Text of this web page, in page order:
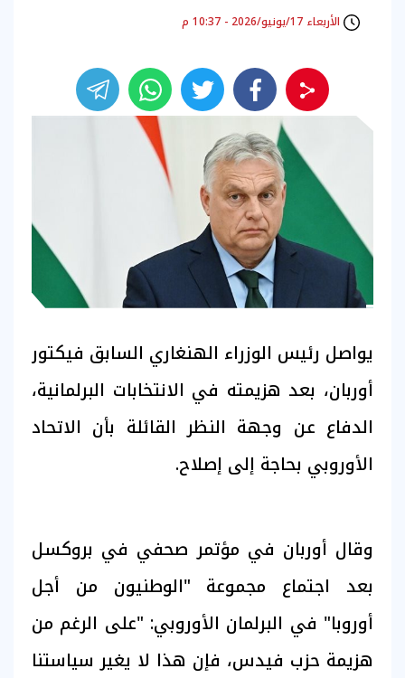
الأربعاء 17/يونيو/2026 - 10:37 م
يواصل رئيس الوزراء الهنغاري السابق فيكتور
أوربان، بعد هزيمته في الانتخابات البرلمانية،
الدفاع عن وجهة النظر القائلة بأن الاتحاد
الأوروبي بحاجة إلى إصلاح.
وقال أوربان في مؤتمر صحفي في بروكسل
بعد اجتماع مجموعة "الوطنيون من أجل
أوروبا" في البرلمان الأوروبي: "على الرغم من
هزيمة حزب فيدس، فإن هذا لا يغير سياستنا